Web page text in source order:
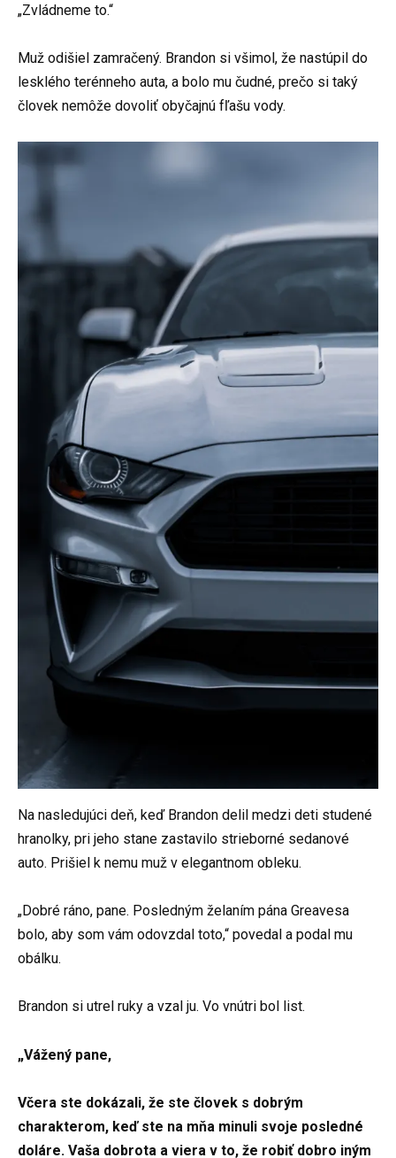
„Zvládneme to.“
Muž odišiel zamračený. Brandon si všimol, že nastúpil do
lesklého terénneho auta, a bolo mu čudné, prečo si taký
človek nemôže dovoliť obyčajnú fľašu vody.
Na nasledujúci deň, keď Brandon delil medzi deti studené
hranolky, pri jeho stane zastavilo strieborné sedanové
auto. Prišiel k nemu muž v elegantnom obleku.
„Dobré ráno, pane. Posledným želaním pána Greavesa
bolo, aby som vám odovzdal toto,“ povedal a podal mu
obálku.
Brandon si utrel ruky a vzal ju. Vo vnútri bol list.
„Vážený pane,
Včera ste dokázali, že ste človek s dobrým
charakterom, keď ste na mňa minuli svoje posledné
doláre. Vaša dobrota a viera v to, že robiť dobro iným